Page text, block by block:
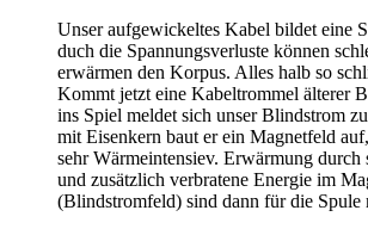
Unser aufgewickeltes Kabel bildet eine
duch die Spannungsverluste können
erwärmen den Korpus. Alles halb so
Kommt jetzt eine Kabeltrommel älterer
ins Spiel meldet sich unser Blindstrom
mit Eisenkern baut er ein Magnetfeld
sehr Wärmeintensiev. Erwärmung durch
und zusätzlich verbratene Energie im
(Blindstromfeld) sind dann für die Spule